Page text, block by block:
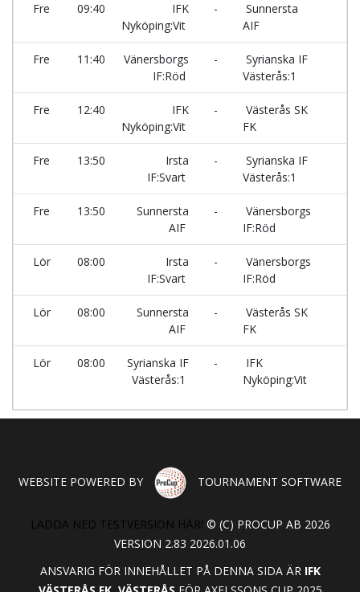
Fre 09:40
IFK
Nyköping:Vit
-
Sunnersta
AIF
Fre 11:40
Vänersborgs
IF:Röd
-
Syrianska IF
Västerås:1
Fre 12:40
IFK
Nyköping:Vit
-
Västerås SK
FK
Fre 13:50
Irsta
IF:Svart
-
Syrianska IF
Västerås:1
Fre 13:50
Sunnersta
AIF
-
Vänersborgs
IF:Röd
Lör 08:00
Irsta
IF:Svart
-
Vänersborgs
IF:Röd
Lör 08:00
Sunnersta
AIF
-
Västerås SK
FK
Lör 08:00
Syrianska IF
Västerås:1
-
IFK
Nyköping:Vit
WEBSITE POWERED BY TOURNAMENT SOFTWARE
LADDA NED TESTVERSION HÄR! © (C) PROCUP AB 2026
VERSION 2.83 2026.01.06
ANSVARIG FÖR INNEHÅLLET PÅ DENNA SIDA ÄR IFK